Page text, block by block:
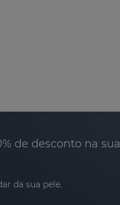
de desconto na sua
da sua pele.